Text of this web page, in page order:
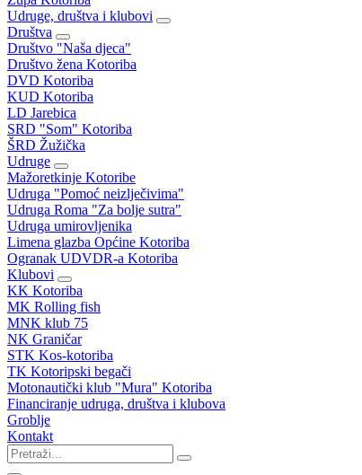
Udruge, društva i klubovi
Društva
Društvo "Naša djeca"
Društvo žena Kotoriba
DVD Kotoriba
KUD Kotoriba
LD Jarebica
SRD "Som" Kotoriba
ŠRD Žužička
Udruge
Mažoretkinje Kotoribe
Udruga "Pomoć neizlječivima"
Udruga Roma "Za bolje sutra"
Udruga umirovljenika
Limena glazba Općine Kotoriba
Ogranak UDVDR-a Kotoriba
Klubovi
KK Kotoriba
MK Rolling fish
MNK klub 75
NK Graničar
STK Kos-kotoriba
TK Kotoripski begači
Motonautički klub "Mura" Kotoriba
Financiranje udruga, društva i klubova
Groblje
Kontakt